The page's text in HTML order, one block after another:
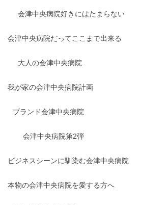
会津中央病院好きにはたまらない
会津中央病院だってここまで出来る
大人の会津中央病院
我が家の会津中央病院計画
ブランド会津中央病院
会津中央病院第2弾
ビジネスシーンに馴染む会津中央病院
本物の会津中央病院を愛する方へ